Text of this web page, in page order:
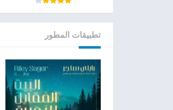
تطبيقات المطور